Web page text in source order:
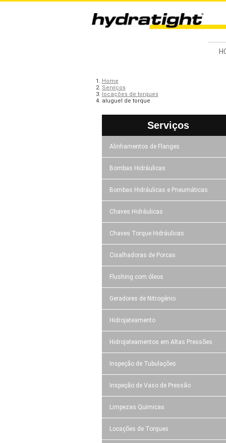
Home
Serviços
locações de torques
aluguel de torque
Serviços
Alinhamentos de Flanges
Bombas Hidráulicas
Bombas Hidráulicas e Pneumáticas
Chaves Hidráulicas
Chaves Torque Hidráulicas
Cisalhadoras de Porcas
Flushing com óleos
Geradores de Nitrogênio
Hidrojateamento
Hidrojateamentos em Altas Pressões
Inspeção de Tubulações
Inspeção de Vaso de Pressão
Limpezas Químicas
Locações de Torques